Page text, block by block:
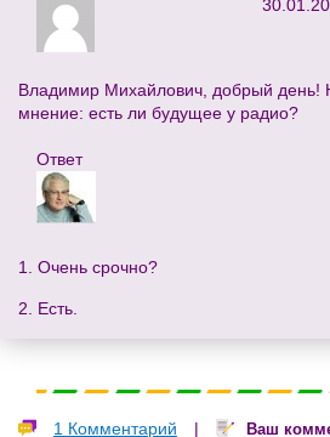
Владимир Михайлович, добрый день!
мнение: есть ли будущее у радио?
Ответ
1. Очень срочно?
2. Есть.
1 Комментарий | Ваш